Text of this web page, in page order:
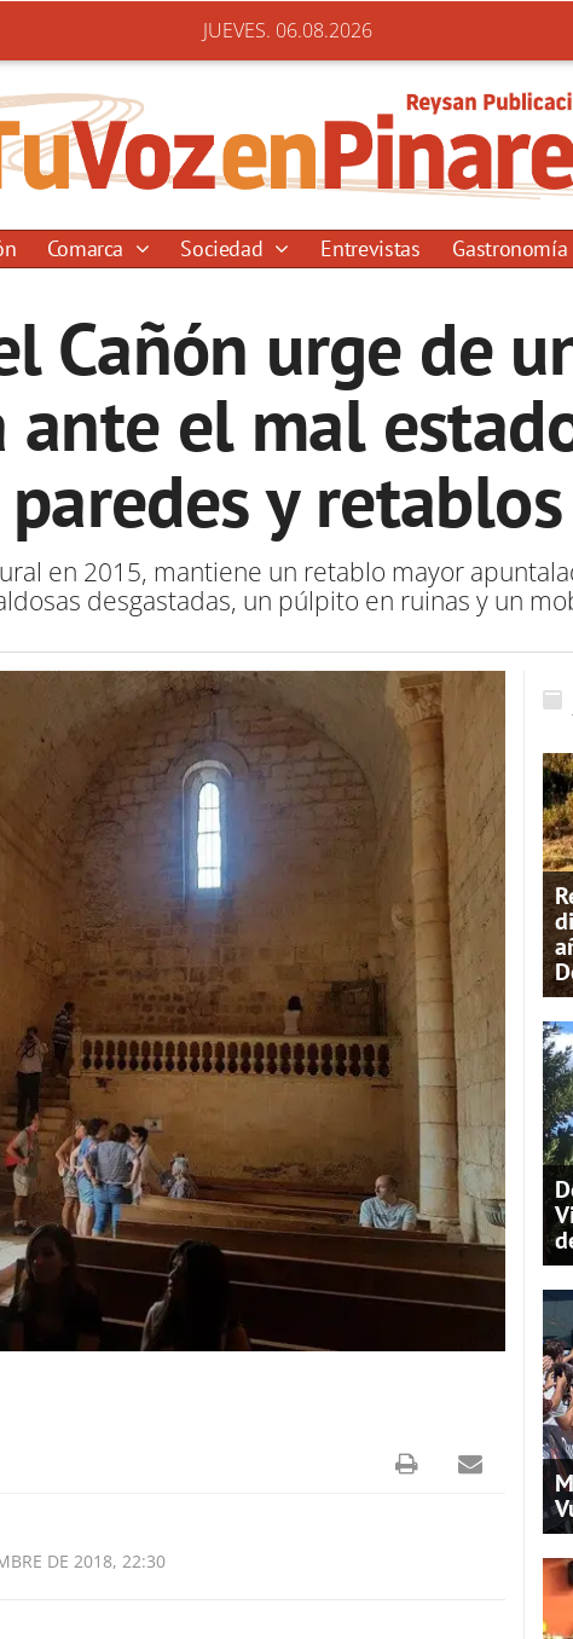
JUEVES. 06.08.2026
Comarca Sociedad Entrevistas Gastronomía
Cañón urge de
el mal
paredes y retablos
en 2015, mantiene un retablo mayor
desgastadas, un púlpito en ruinas y un
DE 2018, 22:30